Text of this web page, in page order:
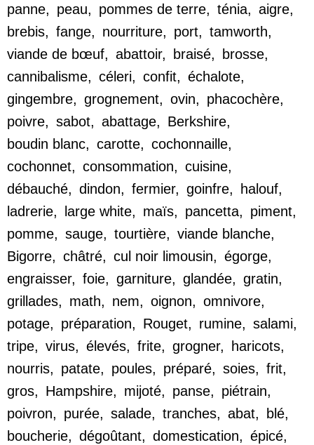
panne, peau, pommes de terre, ténia, aigre,
brebis, fange, nourriture, port, tamworth,
viande de bœuf, abattoir, braisé, brosse,
cannibalisme, céleri, confit, échalote,
gingembre, grognement, ovin, phacochère,
poivre, sabot, abattage, Berkshire,
boudin blanc, carotte, cochonnaille,
cochonnet, consommation, cuisine,
débauché, dindon, fermier, goinfre, halouf,
ladrerie, large white, maïs, pancetta, piment,
pomme, sauge, tourtière, viande blanche,
Bigorre, châtré, cul noir limousin, égorge,
engraisser, foie, garniture, glandée, gratin,
grillades, math, nem, oignon, omnivore,
potage, préparation, Rouget, rumine, salami,
tripe, virus, élevés, frite, grogner, haricots,
nourris, patate, poules, préparé, soies, frit,
gros, Hampshire, mijoté, panse, piétrain,
poivron, purée, salade, tranches, abat, blé,
boucherie, dégoûtant, domestication, épicé,